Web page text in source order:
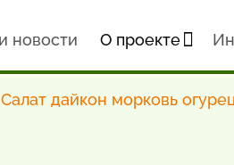
новости О проекте
Салат дайкон морковь